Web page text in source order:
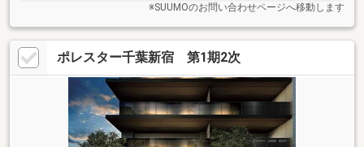
※SUUMOのお問い合わせページへ移動します
ポレスター千葉新宿 第1期2次